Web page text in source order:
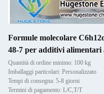
Formule molecolare
48-7 per additivi alimentari
Quantità di ordine minimo: 100 kg
Imballaggi particolari: Personalizzato
Tempi di consegna: 5-8 giorni
Termini di pagamento: L/C,T/T